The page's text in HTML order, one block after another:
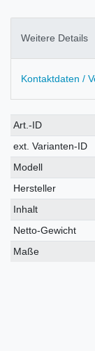
Weitere Details
Kontaktdaten /
Technisches
Merkmal
Wert
Art.-ID
ext. Varianten-ID
Modell
Hersteller
Inhalt
Netto-Gewicht
Maße